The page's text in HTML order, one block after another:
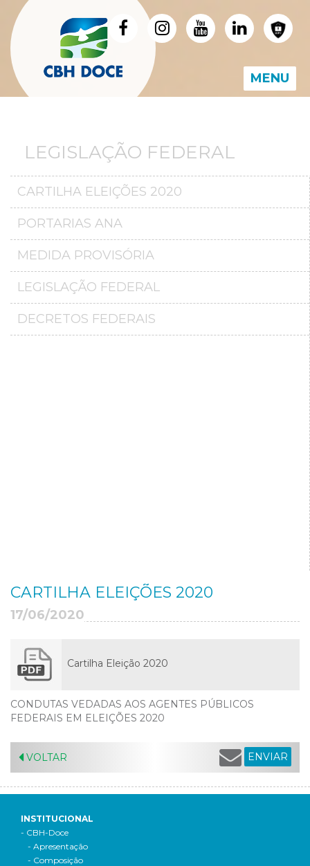
MENU
LEGISLAÇÃO FEDERAL
CARTILHA ELEIÇÕES 2020
PORTARIAS ANA
MEDIDA PROVISÓRIA
LEGISLAÇÃO FEDERAL
DECRETOS FEDERAIS
CARTILHA ELEIÇÕES 2020
17/06/2020
Cartilha Eleição 2020
CONDUTAS VEDADAS AOS AGENTES PÚBLICOS
FEDERAIS EM ELEIÇÕES 2020
VOLTAR ENVIAR
INSTITUCIONAL
- CBH-Doce
- Apresentação
- Composição